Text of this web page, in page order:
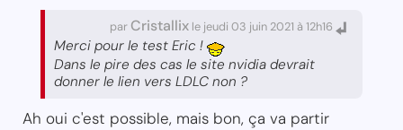
par Cristallix le jeudi 03 juin 2021 à 12h16
Merci pour le test Eric !
Dans le pire des cas le site nvidia devrait
donner le lien vers LDLC non ?
Ah oui c'est possible, mais bon, ça va partir